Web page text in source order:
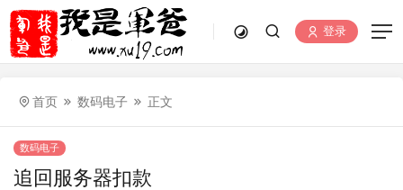
登录
首页 数码电子 正文
数码电子
追回服务器扣款